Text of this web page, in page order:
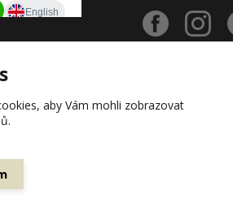
aby Vám mohli zobrazovat